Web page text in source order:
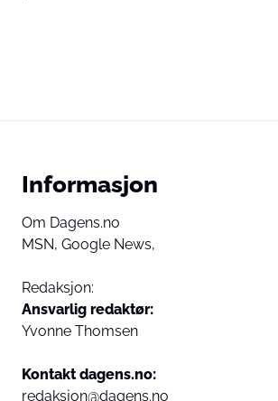
Informasjon
Om Dagens.no
MSN, Google News,
Redaksjon:
Ansvarlig redaktør:
Yvonne Thomsen
Kontakt dagens.no:
redaksjon@dagens.no